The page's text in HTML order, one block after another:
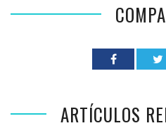
ARTÍCULOS